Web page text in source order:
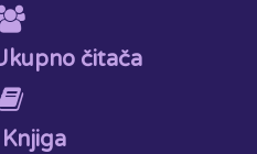
čitača
Knjiga